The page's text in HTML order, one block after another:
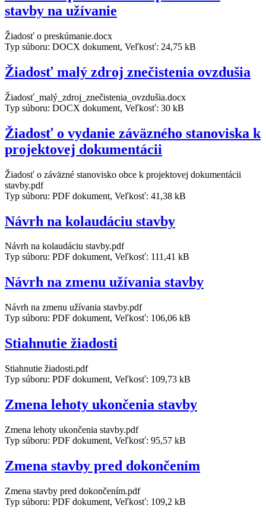
stavby na užívanie
Žiadosť o preskúmanie.docx
Typ súboru: DOCX dokument, Veľkosť: 24,75 kB
Žiadosť malý zdroj znečistenia ovzdušia
Žiadosť_malý_zdroj_znečistenia_ovzdušia.docx
Typ súboru: DOCX dokument, Veľkosť: 30 kB
Žiadosť o vydanie záväzného stanoviska k
projektovej dokumentácii
Žiadosť o záväzné stanovisko obce k projektovej dokumentácii
stavby.pdf
Typ súboru: PDF dokument, Veľkosť: 41,38 kB
Návrh na kolaudáciu stavby
Návrh na kolaudáciu stavby.pdf
Typ súboru: PDF dokument, Veľkosť: 111,41 kB
Návrh na zmenu užívania stavby
Návrh na zmenu užívania stavby.pdf
Typ súboru: PDF dokument, Veľkosť: 106,06 kB
Stiahnutie žiadosti
Stiahnutie žiadosti.pdf
Typ súboru: PDF dokument, Veľkosť: 109,73 kB
Zmena lehoty ukončenia stavby
Zmena lehoty ukončenia stavby.pdf
Typ súboru: PDF dokument, Veľkosť: 95,57 kB
Zmena stavby pred dokončením
Zmena stavby pred dokončením.pdf
Typ súboru: PDF dokument, Veľkosť: 109,2 kB